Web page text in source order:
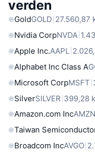
verden
GoldGOLD 27.560,87
Nvidia CorpNVDA
Apple Inc.AAPL
Alphabet Inc Class A
Microsoft CorpMSFT
SilverSILVER 399,28
Amazon.com IncAMZN
Taiwan
Broadcom IncAVGO